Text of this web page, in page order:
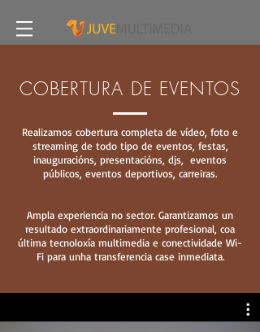
COBERTURA DE EVENTOS
Realizamos cobertura completa de vídeo, foto e
streaming de todo tipo de eventos, festas,
inauguracións, presentacións, djs, eventos
públicos, eventos deportivos, carreiras.
Ampla experiencia no sector. Garantizamos un
resultado extraordinariamente profesional, coa
última tecnoloxía multimedia e conectividade Wi-
Fi para unha transferencia case inmediata.